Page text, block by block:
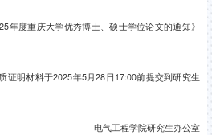
年度重庆大学优秀博士、硕士学位论文的通知》
证明材料于2025年5月28日 17:00前提交到研究生
电气工程学院研究生办公室